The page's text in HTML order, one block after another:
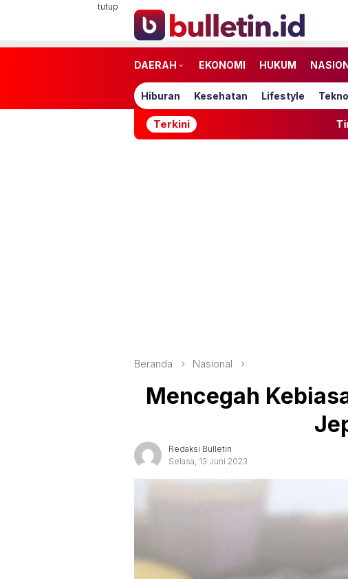
tutup
DAERAH EKONOMI HUKUM
Hiburan Kesehatan Lifestyle Tekno
Terkini Timnas Indonesia
Beranda Nasional
Mencegah
Redaksi Bulletin
Selasa, 13 Juni 2023